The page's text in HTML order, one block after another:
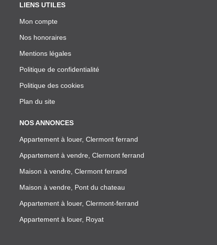
LIENS UTILES
Mon compte
Nos honoraires
Mentions légales
Politique de confidentialité
Politique des cookies
Plan du site
NOS ANNONCES
Appartement à louer, Clermont ferrand
Appartement à vendre, Clermont ferrand
Maison à vendre, Clermont ferrand
Maison à vendre, Pont du chateau
Appartement à louer, Clermont-ferrand
Appartement à louer, Royat